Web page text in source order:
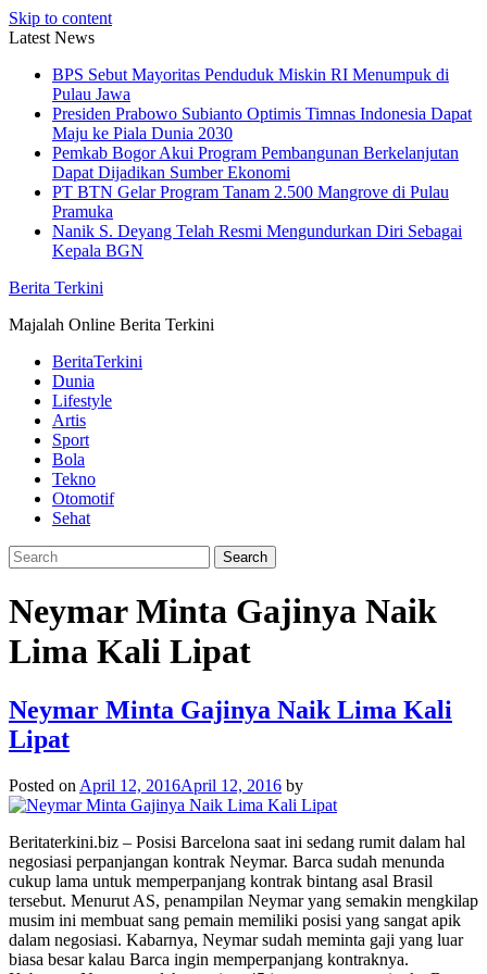
Skip to content
Latest News
BPS Sebut Mayoritas Penduduk Miskin RI Menumpuk di
Pulau Jawa
Presiden Prabowo Subianto Optimis Timnas Indonesia Dapat
Maju ke Piala Dunia 2030
Pemkab Bogor Akui Program Pembangunan Berkelanjutan
Dapat Dijadikan Sumber Ekonomi
PT BTN Gelar Program Tanam 2.500 Mangrove di Pulau
Pramuka
Nanik S. Deyang Telah Resmi Mengundurkan Diri Sebagai
Kepala BGN
Berita Terkini
Majalah Online Berita Terkini
BeritaTerkini
Dunia
Lifestyle
Artis
Sport
Bola
Tekno
Otomotif
Sehat
Neymar Minta Gajinya Naik
Lima Kali Lipat
Neymar Minta Gajinya Naik Lima Kali
Lipat
Posted on April 12, 2016April 12, 2016 by
Beritaterkini.biz – Posisi Barcelona saat ini sedang rumit dalam hal
negosiasi perpanjangan kontrak Neymar. Barca sudah menunda
cukup lama untuk memperpanjang kontrak bintang asal Brasil
tersebut. Menurut AS, penampilan Neymar yang semakin mengkilap
musim ini membuat sang pemain memiliki posisi yang sangat apik
dalam negosiasi. Kabarnya, Neymar sudah meminta gaji yang luar
biasa besar kalau Barca ingin memperpanjang kontraknya.